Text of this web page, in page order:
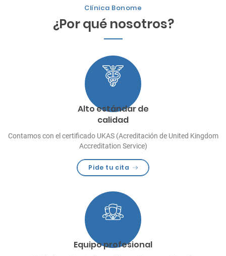
Clínica Bonome
¿Por qué nosotros?
Alto estándar de
calidad
Contamos con el certificado UKAS (Acreditación de United Kingdom
Accreditation Service)
Pide tu cita
Equipo profesional